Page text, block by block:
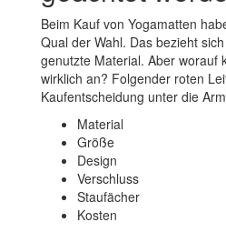
Beim Kauf von Yogamatten
Qual der Wahl. Das bezieht
genutzte Material. Aber worauf
wirklich an? Folgender roten
Kaufentscheidung unter die
Material
Größe
Design
Verschluss
Staufächer
Kosten